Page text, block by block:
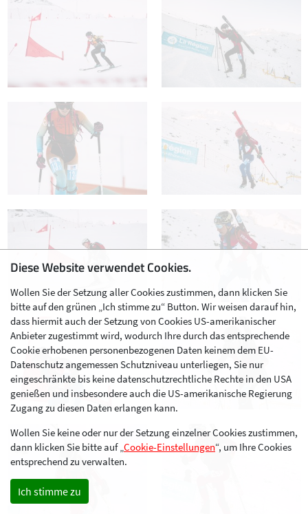
Diese Website verwendet Cookies.
Wollen Sie der Setzung aller Cookies zustimmen, dann klicken Sie
bitte auf den grünen „Ich stimme zu“ Button. Wir weisen darauf hin,
dass hiermit auch der Setzung von Cookies US-amerikanischer
Anbieter zugestimmt wird, wodurch Ihre durch das entsprechende
Cookie erhobenen personenbezogenen Daten keinem dem EU-
Datenschutz angemessen Schutzniveau unterliegen, Sie nur
eingeschränkte bis keine datenschutzrechtliche Rechte in den USA
genießen und insbesondere auch die US-amerikanische Regierung
Zugang zu diesen Daten erlangen kann.
Wollen Sie keine oder nur der Setzung einzelner Cookies zustimmen,
dann klicken Sie bitte auf „Cookie-Einstellungen“, um Ihre Cookies
entsprechend zu verwalten.
Ich stimme zu